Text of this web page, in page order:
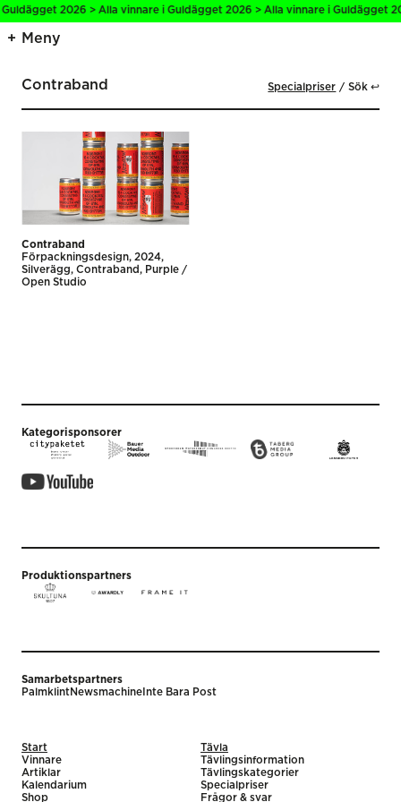
2026 > Alla vinnare i Guldägget 2026 > Alla vinnare i Guldägget
Meny
Contraband Specialpriser Sök ↩
Contraband
Förpackningsdesign 2024
Silverägg
Contraband
Purple /
Open Studio
Kategorisponsorer
Produktionspartners
Samarbetspartners
PalmklintNewsmachine Inte Bara Post
Start
Vinnare
Artiklar
Kalendarium
Shop
Tävla
Tävlingsinformation
Tävlingskategorier
Specialpriser
Frågor & svar